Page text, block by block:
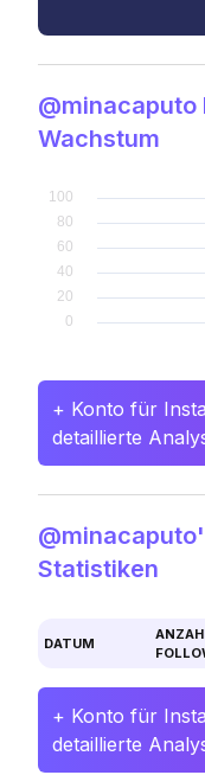
@minacaputo
Wachstum
+ Konto für
detaillierte
Statistiken
DATUM
+ Konto für
detaillierte